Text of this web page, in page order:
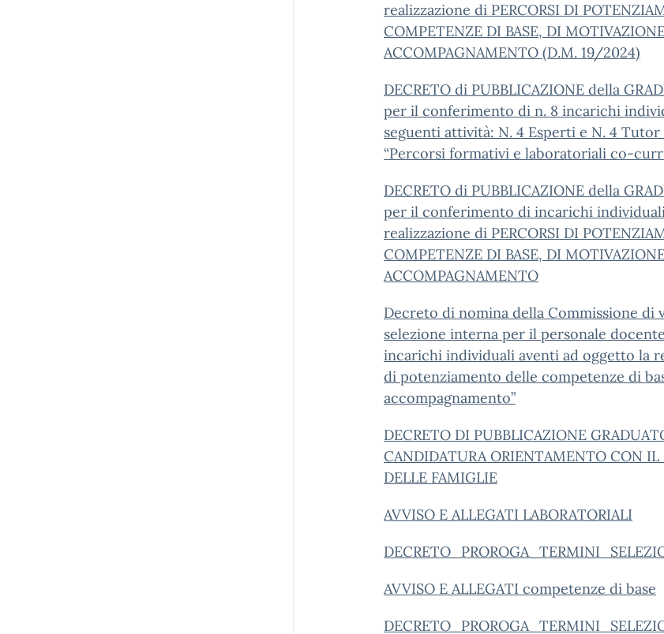
realizzazione di PERCORSI DI
COMPETENZE DI BASE, DI
ACCOMPAGNAMENTO (D.M. 19/2024)
DECRETO di PUBBLICAZIONE della
per il conferimento di n. 8 incarichi
seguenti attività: N. 4 Esperti e N. 4
“Percorsi formativi e laboratoriali co-
DECRETO di PUBBLICAZIONE della
per il conferimento di incarichi
realizzazione di PERCORSI DI
COMPETENZE DI BASE, DI
ACCOMPAGNAMENTO
Decreto di nomina della Commissione di
selezione interna per il personale
incarichi individuali aventi ad oggetto la
di potenziamento delle competenze di
accompagnamento”
DECRETO DI PUBBLICAZIONE
CANDIDATURA ORIENTAMENTO CON
DELLE FAMIGLIE
AVVISO E ALLEGATI LABORATORIALI
AVVISO E ALLEGATI competenze di base